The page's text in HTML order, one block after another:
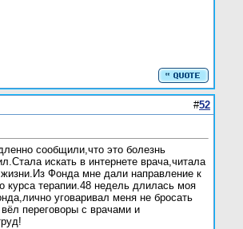
#52
сообщили,что это болезнь
искать в интернете врача,читала
Фонда мне дали направление к
курса терапии.48 недель длилась моя
уговаривал меня не бросать
переговоры с врачами и